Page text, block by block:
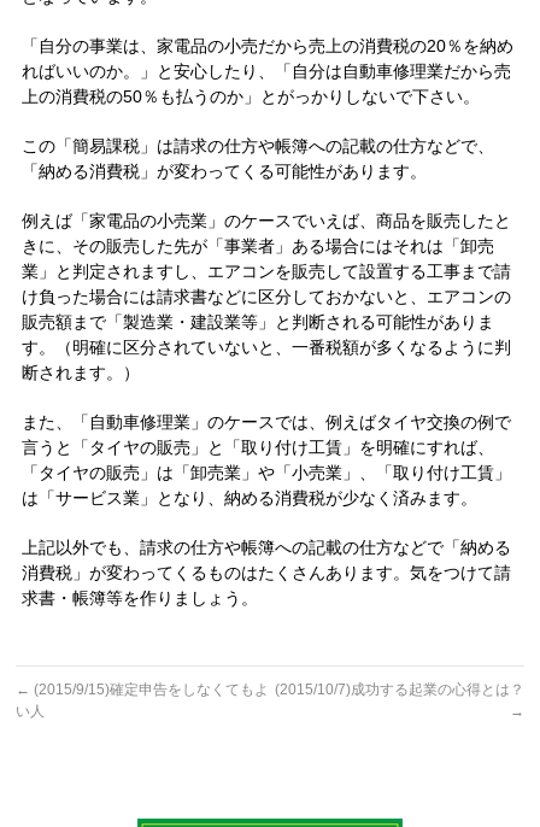
「自分の事業は、家電品の小売だから売上の消費税の20％を納め
ればいいのか。」と安心したり、「自分は自動車修理業だから売
上の消費税の50％も払うのか」とがっかりしないで下さい。
この「簡易課税」は請求の仕方や帳簿への記載の仕方などで、
「納める消費税」が変わってくる可能性があります。
例えば「家電品の小売業」のケースでいえば、商品を販売したと
きに、その販売した先が「事業者」ある場合にはそれは「卸売
業」と判定されますし、エアコンを販売して設置する工事まで請
け負った場合には請求書などに区分しておかないと、エアコンの
販売額まで「製造業・建設業等」と判断される可能性がありま
す。（明確に区分されていないと、一番税額が多くなるように判
断されます。）
また、「自動車修理業」のケースでは、例えばタイヤ交換の例で
言うと「タイヤの販売」と「取り付け工賃」を明確にすれば、
「タイヤの販売」は「卸売業」や「小売業」、「取り付け工賃」
は「サービス業」となり、納める消費税が少なく済みます。
上記以外でも、請求の仕方や帳簿への記載の仕方などで「納める
消費税」が変わってくるものはたくさんあります。気をつけて請
求書・帳簿等を作りましょう。
← (2015/9/15)確定申告をしなくてもよ
い人
(2015/10/7)成功する起業の心得とは？
→